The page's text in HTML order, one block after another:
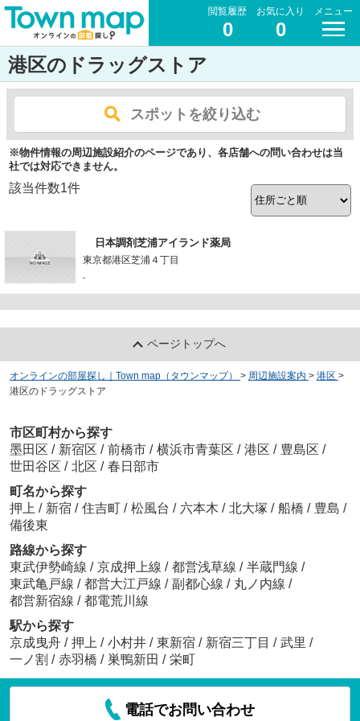
閲覧履歴
0
お気に入り
0
メニュー
港区のドラッグストア
スポットを絞り込む
※物件情報の周辺施設紹介のページであり、各店舗への問い合わせは当
社では対応できません。
該当件数1件
日本調剤芝浦アイランド薬局
東京都港区芝浦４丁目
-
ページトップへ
オンラインの部屋探し｜Town map（タウンマップ） > 周辺施設案内 > 港区 >
港区のドラッグストア
市区町村から探す
墨田区 / 新宿区 / 前橋市 / 横浜市青葉区 / 港区 / 豊島区 /
世田谷区 / 北区 / 春日部市
町名から探す
押上 / 新宿 / 住吉町 / 松風台 / 六本木 / 北大塚 / 船橋 / 豊島 /
備後東
路線から探す
東武伊勢崎線 / 京成押上線 / 都営浅草線 / 半蔵門線 /
東武亀戸線 / 都営大江戸線 / 副都心線 / 丸ノ内線 /
都営新宿線 / 都電荒川線
駅から探す
京成曳舟 / 押上 / 小村井 / 東新宿 / 新宿三丁目 / 武里 /
一ノ割 / 赤羽橋 / 巣鴨新田 / 栄町
電話でお問い合わせ